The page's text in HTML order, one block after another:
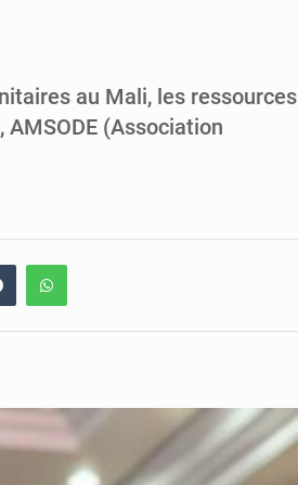
au Mali, les ressources
(Association